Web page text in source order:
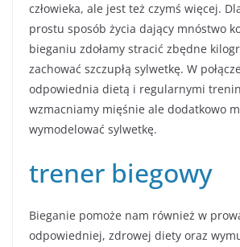
człowieka, ale jest też czymś więcej.
prostu sposób życia dający mnóstwo
bieganiu zdołamy stracić zbędne
zachować szczupłą sylwetkę. W
odpowiednia dietą i regularnymi
wzmacniamy mięśnie ale dodatkowo
wymodelować sylwetkę.
trener biegowy
Bieganie pomoże nam również w
odpowiedniej, zdrowej diety oraz